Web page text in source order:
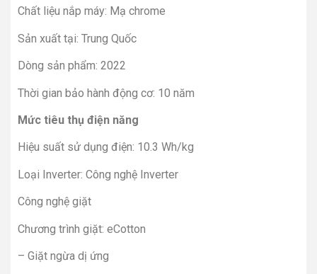
Chất liệu nắp máy: Mạ chrome
Sản xuất tại: Trung Quốc
Dòng sản phẩm: 2022
Thời gian bảo hành động cơ: 10 năm
Mức tiêu thụ điện năng
Hiệu suất sử dụng điện: 10.3 Wh/kg
Loại Inverter: Công nghệ Inverter
Công nghệ giặt
Chương trình giặt: eCotton
– Giặt ngừa dị ứng